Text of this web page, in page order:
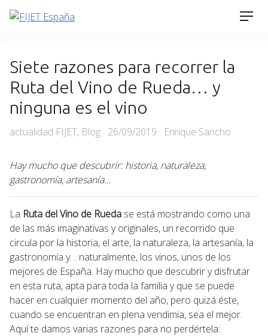
Skip
Siete razones para recorrer la
Ruta del Vino de Rueda… y
ninguna es el vino
Categories
actualidad FIJET, Blog Posted
26/09/2019 Enrique Sancho
Hay mucho que descubrir: historia, naturaleza,
gastronomía, artesanía…
La Ruta del Vino de Rueda se está mostrando como una
de las más imaginativas y originales, un recorrido que
circula por la historia, el arte, la naturaleza, la artesanía, la
gastronomía y… naturalmente, los vinos, unos de los
mejores de España. Hay mucho que descubrir y disfrutar
en esta ruta, apta para toda la familia y que se puede
hacer en cualquier momento del año, pero quizá éste,
cuando se encuentran en plena vendimia, sea el mejor.
Aquí te damos varias razones para no perdértela: